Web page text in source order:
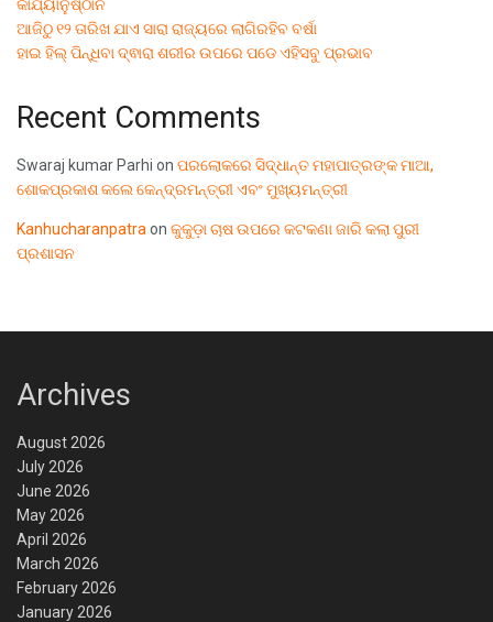
କାର୍ଯ୍ୟାନୁଷ୍ଠାନ
ଆଜିଠୁ ୧୨ ତାରିଖ ଯାଏ ସାରା ରାଜ୍ୟରେ ଲାଗିରହିବ ବର୍ଷା
ହାଇ ହିଲ୍ ପିନ୍ଧିବା ଦ୍ଵାରା ଶରୀର ଉପରେ ପଡେ ଏହିସବୁ ପ୍ରଭାବ
Recent Comments
Swaraj kumar Parhi on ପରଲୋକରେ ସିଦ୍ଧାନ୍ତ ମହାପାତ୍ରଙ୍କ ମାଆ,
ଶୋକପ୍ରକାଶ କଲେ କେନ୍ଦ୍ରମନ୍ତ୍ରୀ ଏବଂ ମୁଖ୍ୟମନ୍ତ୍ରୀ
Kanhucharanpatra on କୁକୁଡ଼ା ଚାଷ ଉପରେ କଟକଣା ଜାରି କଲା ପୁରୀ
ପ୍ରଶାସନ
Archives
August 2026
July 2026
June 2026
May 2026
April 2026
March 2026
February 2026
January 2026